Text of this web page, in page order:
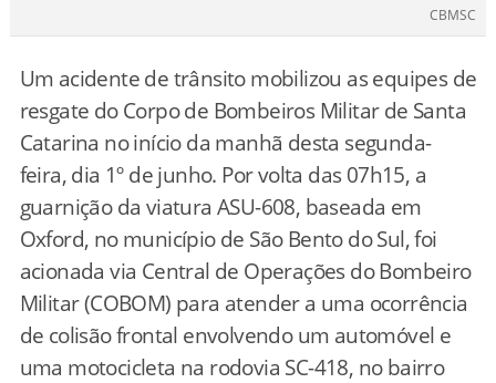
CBMSC
Um acidente de trânsito mobilizou as equipes de
resgate do Corpo de Bombeiros Militar de Santa
Catarina no início da manhã desta segunda-
feira, dia 1º de junho. Por volta das 07h15, a
guarnição da viatura ASU-608, baseada em
Oxford, no município de São Bento do Sul, foi
acionada via Central de Operações do Bombeiro
Militar (COBOM) para atender a uma ocorrência
de colisão frontal envolvendo um automóvel e
uma motocicleta na rodovia SC-418, no bairro